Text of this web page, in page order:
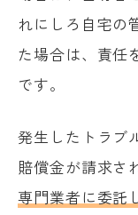
れにしろ自宅の
た場合は、責任
です。
発生したトラブ
賠償金が請求さ
専門業者に委託